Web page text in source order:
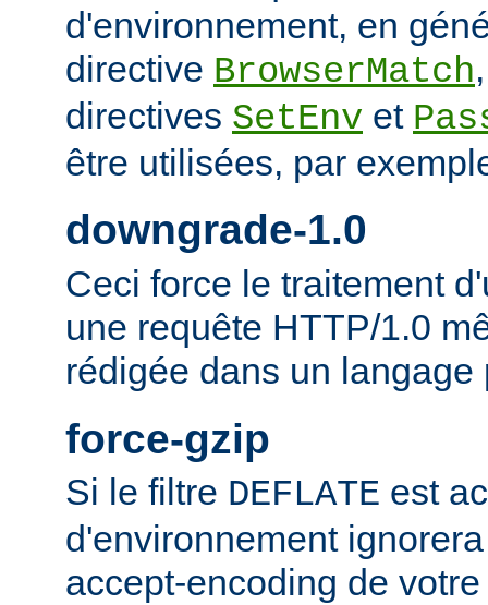
d'environnement, en
directive BrowserMatch
directives SetEnv et
être utilisées, par
downgrade-1.0
Ceci force le traitement
une requête HTTP/1.0
rédigée dans un langage
force-gzip
Si le filtre DEFLATE est
d'environnement
accept-encoding de